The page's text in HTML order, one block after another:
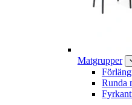
Matgrupper
Runda